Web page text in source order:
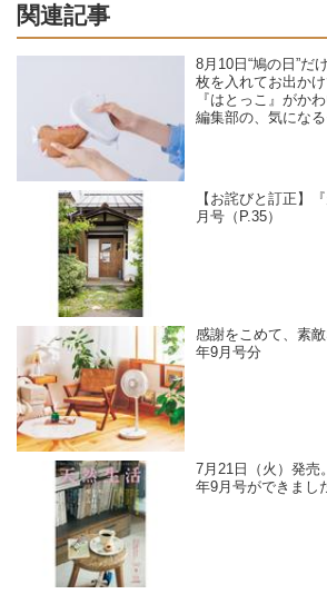
関連記事
8月10日“鳩の日”だ
枚を入れてお出か
『はとっこ』がか
編集部の、気になる
【お詫びと訂正】
月号（P.35）
感謝をこめて、素
年9月号分
7月21日（火）発売
年9月号ができまし